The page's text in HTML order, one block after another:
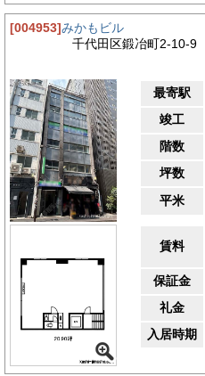
[004953]みかもビル
千代田区鍛冶町2-10-9
最寄駅
竣工
階数
坪数
平米
賃料
保証金
礼金
入居時期